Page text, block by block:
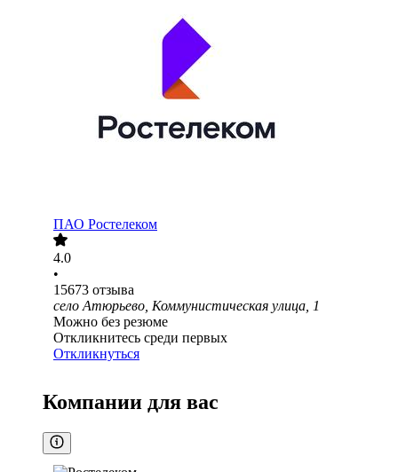
ПАО Ростелеком
4.0
•
15673 отзыва
село Атюрьево, Коммунистическая улица, 1
Можно без резюме
Откликнитесь среди первых
Откликнуться
Компании для вас